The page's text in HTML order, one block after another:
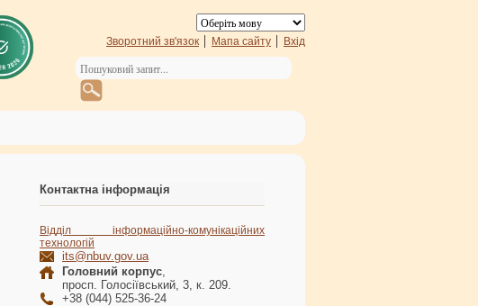
Зворотний зв'язок Мапа сайту Вхід
Контактна інформація
Відділ інформаційно-комунікаційних
технологій
its@nbuv.gov.ua
Головний корпус,
просп. Голосіївський, 3, к. 209.
+38 (044) 525-36-24